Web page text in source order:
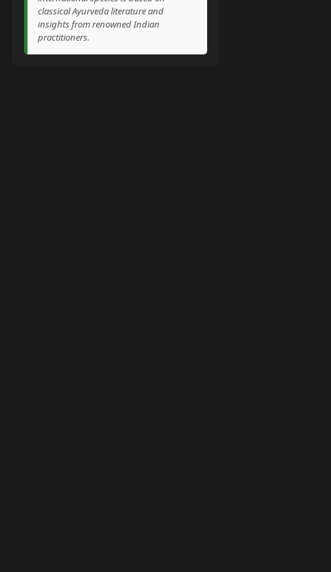
classical Ayurveda literature and
insights from renowned Indian
practitioners.